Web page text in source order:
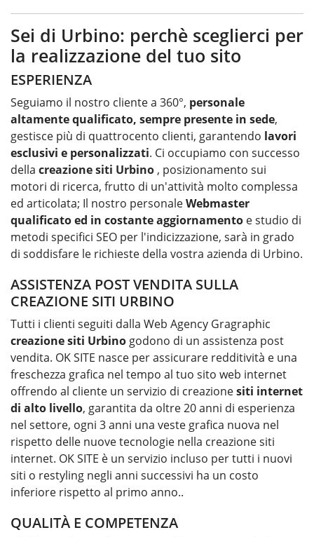
Sei di Urbino: perchè sceglierci per
la realizzazione del tuo sito
ESPERIENZA
Seguiamo il nostro cliente a 360°, personale
altamente qualificato, sempre presente in sede,
gestisce più di quattrocento clienti, garantendo lavori
esclusivi e personalizzati. Ci occupiamo con successo
della creazione siti Urbino , posizionamento sui
motori di ricerca, frutto di un'attività molto complessa
ed articolata; Il nostro personaleWebmaster
qualificato ed in costante aggiornamento e studio di
metodi specifici SEO per l'indicizzazione, sarà in grado
di soddisfare le richieste della vostra azienda di Urbino.
ASSISTENZA POST VENDITA SULLA
CREAZIONE SITI URBINO
Tutti i clienti seguiti dalla Web Agency Gragraphic
creazione siti Urbino godono di un assistenza post
vendita. OK SITE nasce per assicurare redditività e una
freschezza grafica nel tempo al tuo sito web internet
offrendo al cliente un servizio di creazionesiti internet
di alto livello, garantita da oltre 20 anni di esperienza
nel settore, ogni 3 anni una veste grafica nuova nel
rispetto delle nuove tecnologie nella creazione siti
internet. OK SITE è un servizio incluso per tutti i nuovi
siti o restyling negli anni successivi ha un costo
inferiore rispetto al primo anno..
QUALITÀ E COMPETENZA